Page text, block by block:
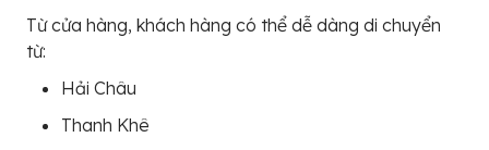
Từ cửa hàng, khách hàng có thể dễ dàng di chuyển
từ:
Hải Châu
Thanh Khê